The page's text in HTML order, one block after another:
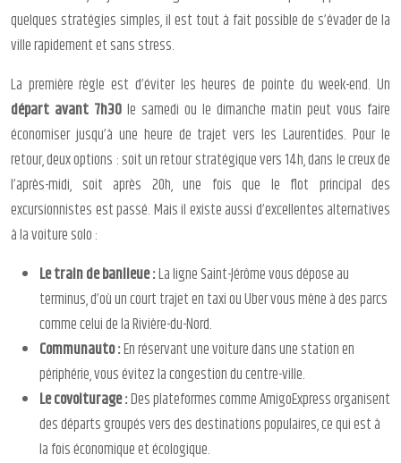
quelques stratégies simples, il est tout à fait possible de s’évader de la
ville rapidement et sans stress.
La première règle est d’éviter les heures de pointe du week-end. Un
départ avant 7h30 le samedi ou le dimanche matin peut vous faire
économiser jusqu’à une heure de trajet vers les Laurentides. Pour le
retour, deux options : soit un retour stratégique vers 14h, dans le creux de
l’après-midi, soit après 20h, une fois que le flot principal des
excursionnistes est passé. Mais il existe aussi d’excellentes alternatives
à la voiture solo :
Le train de banlieue :La ligne Saint-Jérôme vous dépose au
terminus, d’où un court trajet en taxi ou Uber vous mène à des parcs
comme celui de la Rivière-du-Nord.
Communauto :En réservant une voiture dans une station en
périphérie, vous évitez la congestion du centre-ville.
Le covoiturage :Des plateformes comme AmigoExpress organisent
des départs groupés vers des destinations populaires, ce qui est à
la fois économique et écologique.